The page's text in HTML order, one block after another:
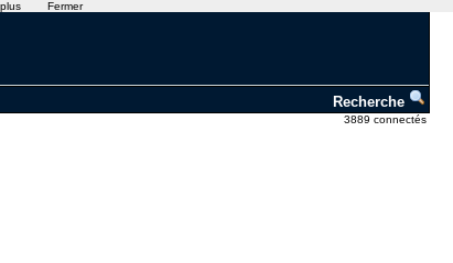
Recherche
3889 connectés
Fermer